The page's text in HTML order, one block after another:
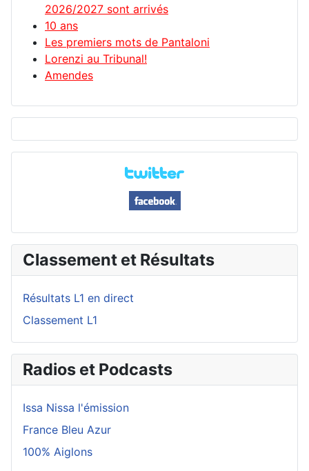
2026/2027 sont arrivés
10 ans
Les premiers mots de Pantaloni
Lorenzi au Tribunal!
Amendes
Classement et Résultats
Résultats L1 en direct
Classement L1
Radios et Podcasts
Issa Nissa l'émission
France Bleu Azur
100% Aiglons